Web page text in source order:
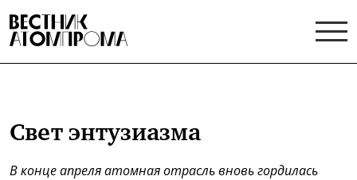
Свет энтузиазма
В конце апреля атомная отрасль вновь гордилась